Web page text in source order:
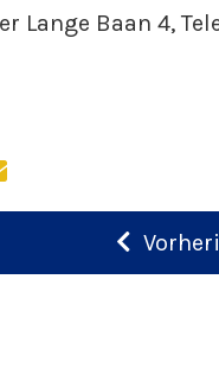
Lange Baan 4,